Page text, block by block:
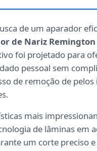
de um aparador
de Nariz Remington
foi projetado para
pessoal sem
de remoção de pelos
mais
de lâminas em
um corte preciso